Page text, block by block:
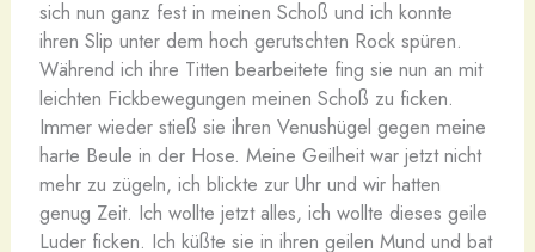
sich nun ganz fest in meinen Schoß und ich konnte
ihren Slip unter dem hoch gerutschten Rock spüren.
Während ich ihre Titten bearbeitete fing sie nun an mit
leichten Fickbewegungen meinen Schoß zu ficken.
Immer wieder stieß sie ihren Venushügel gegen meine
harte Beule in der Hose. Meine Geilheit war jetzt nicht
mehr zu zügeln, ich blickte zur Uhr und wir hatten
genug Zeit. Ich wollte jetzt alles, ich wollte dieses geile
Luder ficken. Ich küßte sie in ihren geilen Mund und bat